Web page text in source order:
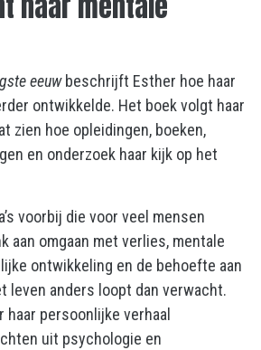
eeuwbeschrijft Esther hoe haar
ontwikkelde. Het boek volgt haar
zien hoe opleidingen, boeken,
en onderzoek haar kijk op het
voorbij die voor veel mensen
aan omgaan met verlies, mentale
ontwikkeling en de behoefte aan
leven anders loopt dan verwacht.
persoonlijke verhaal
uit psychologie en